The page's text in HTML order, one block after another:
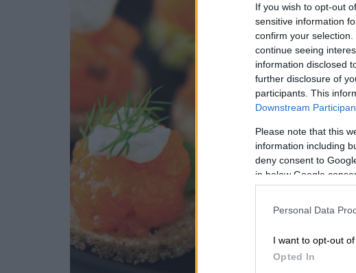
If you wish to opt-out
sensitive information
confirm your
continue seeing
information disclosed
further disclosure of
participants. This
Downstream
Please note that this
information including
deny consent to
in below Google
Personal Data
I want to opt-out
Opted In